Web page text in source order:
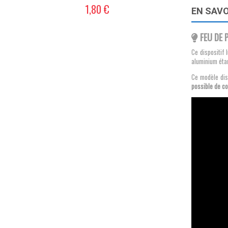
1,80 € EN
FEU
Ce dispositif
aluminium
Ce modèle
possible de